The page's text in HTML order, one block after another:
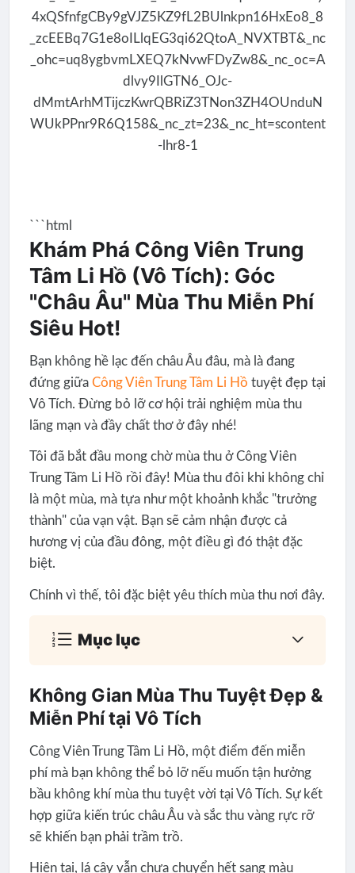
```html
Khám Phá Công Viên Trung
Tâm Li Hồ (Vô Tích): Góc
"Châu Âu" Mùa Thu Miễn Phí
Siêu Hot!
Bạn không hề lạc đến châu Âu đâu, mà là đang
đứng giữa Công Viên Trung Tâm Li Hồ tuyệt đẹp tại
Vô Tích. Đừng bỏ lỡ cơ hội trải nghiệm mùa thu
lãng mạn và đầy chất thơ ở đây nhé!
Tôi đã bắt đầu mong chờ mùa thu ở Công Viên
Trung Tâm Li Hồ rồi đây! Mùa thu đôi khi không chỉ
là một mùa, mà tựa như một khoảnh khắc "trưởng
thành" của vạn vật. Bạn sẽ cảm nhận được cả
hương vị của đầu đông, một điều gì đó thật đặc
biệt.
Chính vì thế, tôi đặc biệt yêu thích mùa thu nơi đây.
Mục lục
Không Gian Mùa Thu Tuyệt Đẹp &
Miễn Phí tại Vô Tích
Công Viên Trung Tâm Li Hồ, một điểm đến miễn
phí mà bạn không thể bỏ lỡ nếu muốn tận hưởng
bầu không khí mùa thu tuyệt vời tại Vô Tích. Sự kết
hợp giữa kiến trúc châu Âu và sắc thu vàng rực rỡ
sẽ khiến bạn phải trầm trồ.
Hiện tại, lá cây vẫn chưa chuyển hết sang màu